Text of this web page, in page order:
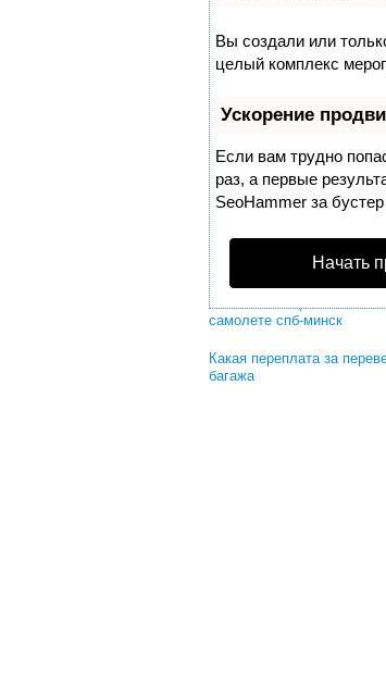
Решенные
Сколько надо платить за
перевес багажа в Турцию
Стоимость 1 кг перевеса
эконом класса
Стоимость перевеса
саратовских авиалиниях?
Стоимость перевеса
самолете спб-минск
Какая переплата за
багажа
Вы создали или
целый комплекс
Ускорение
Если вам трудно
раз, а первые
SeoHammer за бустер
Начать